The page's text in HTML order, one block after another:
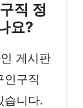
직 정
요?
게시판
인구직
습니다.